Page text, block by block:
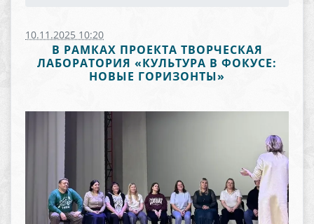
10.11.2025 10:20
В РАМКАХ ПРОЕКТА ТВОРЧЕСКАЯ
ЛАБОРАТОРИЯ «КУЛЬТУРА В ФОКУСЕ:
НОВЫЕ ГОРИЗОНТЫ»